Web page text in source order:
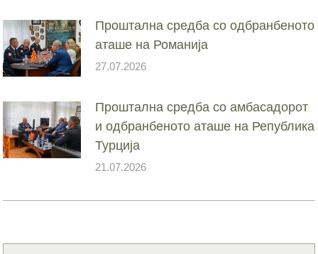
Проштална средба со одбранбеното
аташе на Романија
27.07.2026
Проштална средба со амбасадорот
и одбранбеното аташе на Република
Турција
21.07.2026